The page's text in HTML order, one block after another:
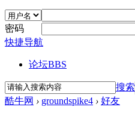
密码
快捷导航
论坛BBS
搜索
酷牛网 › groundspike4 › 好友